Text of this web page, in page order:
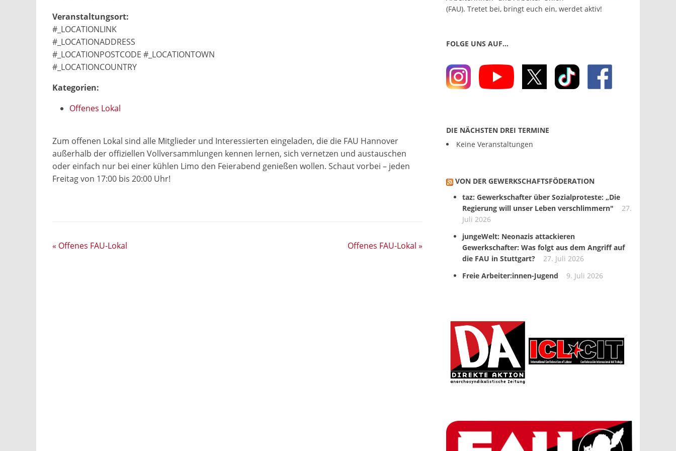
Veranstaltungsort:
#_LOCATIONLINK
#_LOCATIONADDRESS
#_LOCATIONPOSTCODE #_LOCATIONTOWN
#_LOCATIONCOUNTRY
Kategorien:
Offenes Lokal
Zum offenen Lokal sind alle Mitglieder und Interessierten eingeladen, die die FAU Hannover
außerhalb der offiziellen Vollversammlungen kennen lernen, sich vernetzen und austauschen
oder einfach nur bei einer kühlen Limo den Feierabend genießen wollen. Schaut vorbei – jeden
Freitag von 17:00 bis 20:00 Uhr!
« Offenes FAU-Lokal Offenes FAU-Lokal »
(FAU). Tretet bei, bringt euch ein, werdet aktiv!
FOLGE UNS AUF…
DIE NÄCHSTEN DREI TERMINE
Keine Veranstaltungen
VON DER GEWERKSCHAFTS­FÖDERATION
taz: Gewerkschafter über Sozialproteste: „Die
Regierung will unser Leben verschlimmern"
27.
Juli 2026
jungeWelt: Neonazis attackieren
Gewerkschafter: Was folgt aus dem Angriff auf
die FAU in Stuttgart?
27. Juli 2026
Freie Arbeiter:innen-Jugend
9. Juli 2026